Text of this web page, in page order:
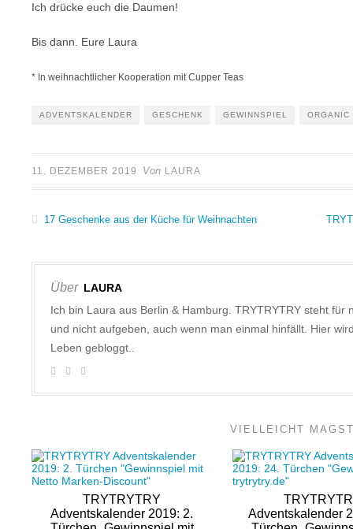
Ich drücke euch die Daumen!
Bis dann. Eure Laura
* In weihnachtlicher Kooperation mit Cupper Teas
ADVENTSKALENDER GESCHENK GEWINNSPIEL ORGANIC
11. DEZEMBER 2019 Von LAURA
17 Geschenke aus der Küche für Weihnachten
Über LAURA
Ich bin Laura aus Berlin & Hamburg. TRYTRYTRY steht
und nicht aufgeben, auch wenn man einmal hinfällt. Hier
Leben gebloggt..
VIELLEICHT
TRYTRYTRY
Adventskalender 2019: 2.
Adventskalender